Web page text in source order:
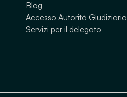
Blog
Accesso Autorità Giudiziaria
Servizi per il delegato